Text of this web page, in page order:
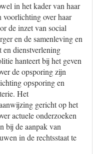
in het kader van haar
voorlichting over haar
de inzet van social
en de samenleving en
en dienstverlening
hanteert bij het geven
de opsporing zijn
opsporing en
Het
gericht op het
actuele onderzoeken
bij de aanpak van
in de rechtsstaat te